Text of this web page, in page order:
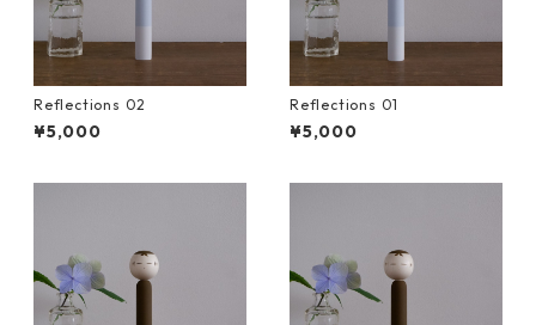
Reflections 02
¥5,000
Reflections 01
¥5,000